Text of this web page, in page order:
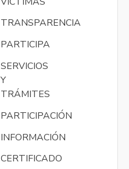
TRANSPARENCIA
PARTICIPA
SERVICIOS
Y
TRÁMITES
PARTICIPACIÓN
INFORMACIÓN
CERTIFICADO